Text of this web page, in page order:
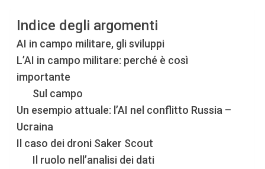
Indice degli argomenti
AI in campo militare, gli sviluppi
L’AI in campo militare: perché è così
importante
Sul campo
Un esempio attuale: l’AI nel conflitto Russia –
Ucraina
Il caso dei droni Saker Scout
Il ruolo nell’analisi dei dati